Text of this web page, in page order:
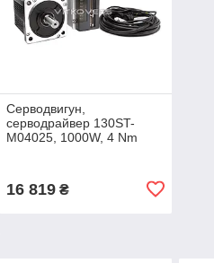
Серводвигун,
серводрайвер 130ST-
M04025, 1000W, 4 Nm
16 819₴